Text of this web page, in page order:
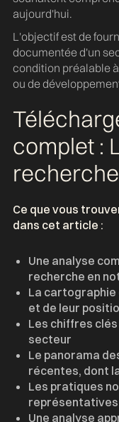
aujourd'hui.
L'objectif est de
documentée d'un
condition préalable
ou de
complet :
Ce que vous
dans cet article :
Une analyse
recherche en
La
et de leur
Les chiffres
secteur
Le panorama
récentes, dont
Les pratiques
représentatives
Une analyse